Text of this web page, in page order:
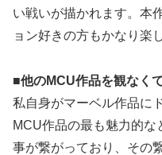
い戦いが描かれます。本
ョン好きの方もかなり楽
■他のMCU作品を観なく
私自身がマーベル作品に
MCU作品の最も魅力的な
事が繋がっており、その